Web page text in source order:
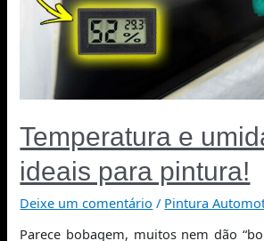
Temperatura e
ideais para pintura!
Deixe um comentário / Pintura
Parece bobagem, muitos nem dão